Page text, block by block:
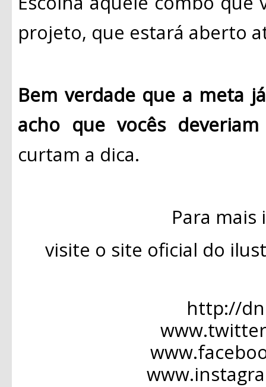
projeto, que estará aberto
Bem verdade que a meta
acho que vocês
curtam a dica.
Para
visite o site oficial do
http://